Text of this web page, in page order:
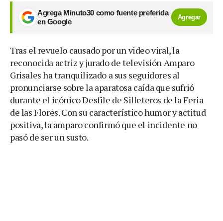
Agrega Minuto30 como fuente preferida
en Google
Agregar
Tras el revuelo causado por un video viral, la
reconocida actriz y jurado de televisión Amparo
Grisales ha tranquilizado a sus seguidores al
pronunciarse sobre la aparatosa caída que sufrió
durante el icónico Desfile de Silleteros de la Feria
de las Flores. Con su característico humor y actitud
positiva, la amparo confirmó que el incidente no
pasó de ser un susto.